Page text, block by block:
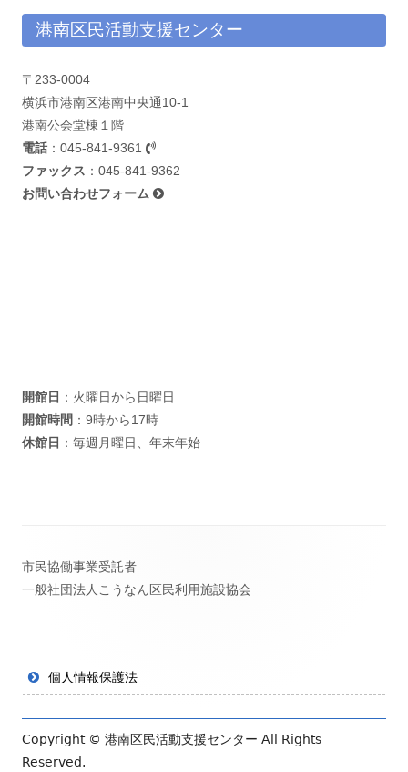
港南区民活動支援センター
〒233-0004
横浜市港南区港南中央通10-1
港南公会堂棟１階
電話 ： 045-841-9361
ファックス ：045-841-9362
お問い合わせフォーム
開館日 ：火曜日から日曜日
開館時間 ：9時から17時
休館日 ：毎週月曜日、年末年始
ッ
コ
テ
市民協働事業受託者
一般社団法人こうなん区民利用施設協会
個人情報保護法
Copyright © 港南区民活動支援センター All Rights
Reserved.